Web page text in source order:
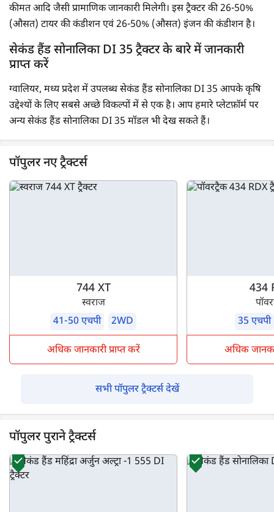
कीमत आदि जैसी प्रामाणिक जानकारी मिलेगी। इस ट्रैक्टर की 26-50%
(औसत) टायर की कंडीशन एवं 26-50% (औसत) इंजन की कंडीशन है।
सेकंड हैंड सोनालिका DI 35 ट्रैक्टर के बारे में जानकारी
प्राप्त करें
ग्वालियर, मध्य प्रदेश में उपलब्ध सेकंड हैंड सोनालिका DI 35 आपके कृषि
उद्देश्यों के लिए सबसे अच्छे विकल्पों में से एक है। आप हमारे प्लेटफ़ॉर्म पर
अन्य सेकंड हैंड सोनालिका DI 35 मॉडल भी देख सकते हैं।
पॉपुलर नए ट्रैक्टर्स
744 XT
स्वराज
41-50 एचपी
2WD
अधिक जानकारी प्राप्त करें
434
35 एचपी
अधिक
सभी पॉपुलर ट्रैक्टर्स देखें
पॉपुलर पुराने ट्रैक्टर्स